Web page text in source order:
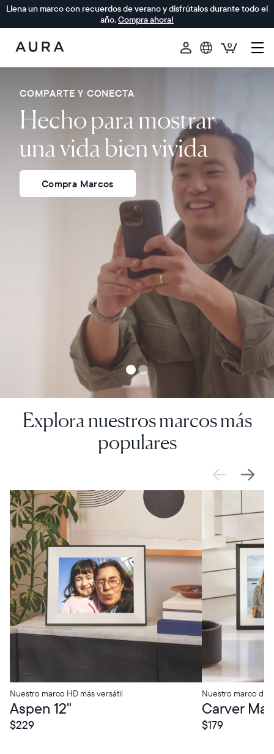
Llena un marco con recuerdos de verano y disfrútalos durante todo el
año.Compra ahora!
Aura
0
COMPARTE Y CONECTA
Hecho para mostrar
una vida bien vivida
Compra Marcos
Explora nuestros marcos más
populares
VENTA
$0 DE DESCUENTO
Nuestro marco HD más versátil
Aspen 12"
$229
Pickup
Nuestro marco
Carver Mat
$179
In-Store Pickup